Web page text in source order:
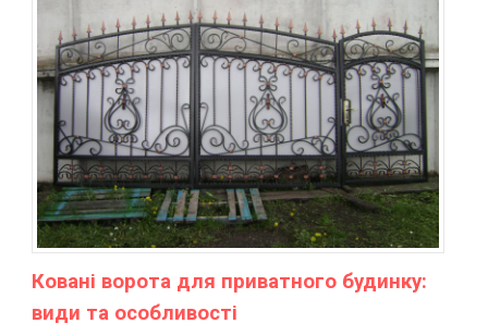
Ковані ворота для приватного будинку:
види та особливості